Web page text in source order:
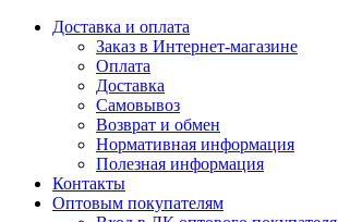
Доставка и оплата
Заказ в Интернет-магазине
Оплата
Доставка
Самовывоз
Возврат и обмен
Нормативная информация
Полезная информация
Контакты
Оптовым покупателям